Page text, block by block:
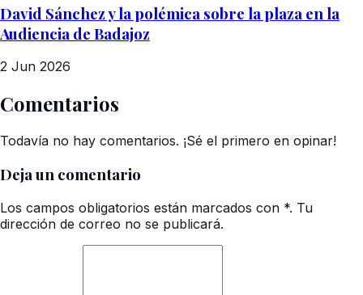
David Sánchez y la polémica sobre la plaza en la
Audiencia de Badajoz
2 Jun 2026
Comentarios
Todavía no hay comentarios. ¡Sé el primero en opinar!
Deja un comentario
Los campos obligatorios están marcados con *. Tu
dirección de correo no se publicará.